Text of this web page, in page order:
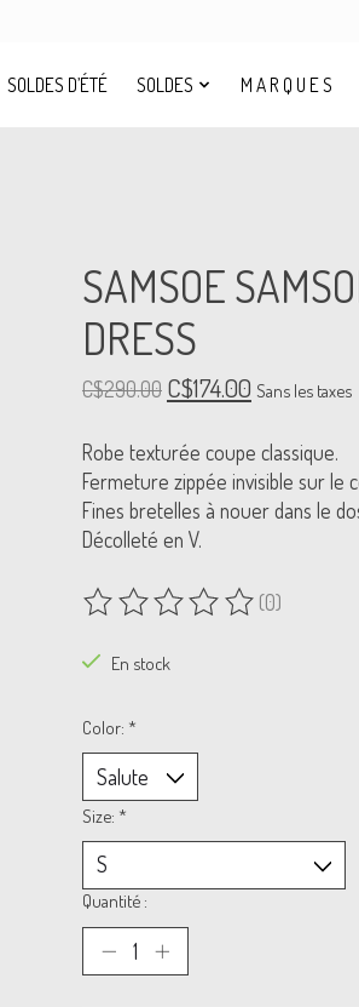
SOLDES D’ÉTÉ SOLDES M A R Q U E S
SAMSOE
DRESS
C$290.00 C$174.00 Sans les taxes
Robe texturée coupe classique.
Fermeture zippée invisible sur le
Fines bretelles à nouer dans le
Décolleté en V.
Ce produit est évalué à0
(0)
En stock
Color: *
Size: *
Quantité :